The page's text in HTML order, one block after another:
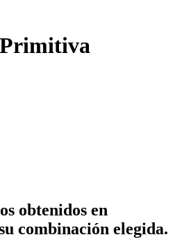
obtenidos en
combinación elegida.